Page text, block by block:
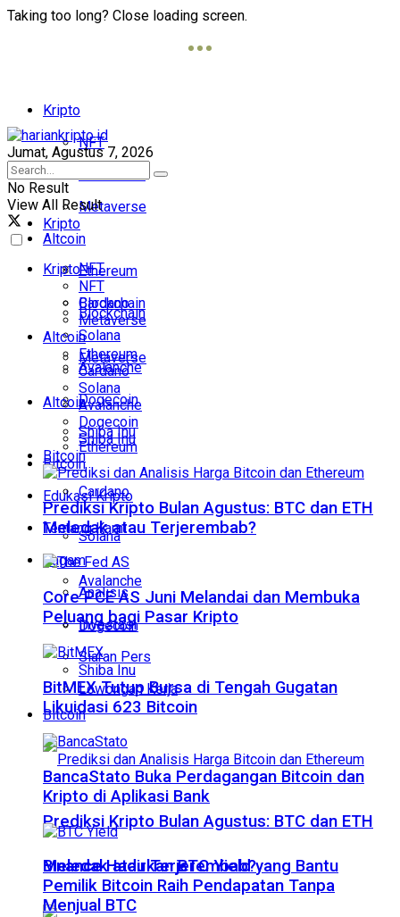
Taking too long? Close loading screen.
Kripto
NFT
Blockchain
Metaverse
Altcoin
Ethereum
Cardano
Solana
Avalanche
Dogecoin
Shiba Inu
Bitcoin
Edukasi Kripto
Tentang Kami
Ragam
Analisis
Investasi
Siaran Pers
Lowongan Kerja
Jumat, Agustus 7, 2026
No Result
View All Result
Kripto
NFT
Blockchain
Metaverse
Altcoin
Ethereum
Cardano
Solana
Avalanche
Dogecoin
Shiba Inu
Bitcoin
Prediksi Kripto Bulan Agustus: BTC dan ETH
Meledak atau Terjerembab?
Kripto
NFT
Blockchain
Metaverse
Altcoin
Ethereum
Cardano
Solana
Avalanche
Dogecoin
Shiba Inu
Bitcoin
Prediksi Kripto Bulan Agustus: BTC dan ETH
Meledak atau Terjerembab?
Core PCE AS Juni Melandai dan Membuka
Peluang bagi Pasar Kripto
BitMEX Tutup Bursa di Tengah Gugatan
Likuidasi 623 Bitcoin
BancaStato Buka Perdagangan Bitcoin dan
Kripto di Aplikasi Bank
Binance Hadirkan BTC Yield yang Bantu
Pemilik Bitcoin Raih Pendapatan Tanpa
Menjual BTC